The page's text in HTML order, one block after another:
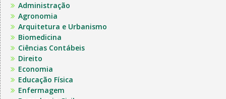
Administração
Agronomia
Arquitetura e Urbanismo
Biomedicina
Ciências Contábeis
Direito
Economia
Educação Física
Enfermagem